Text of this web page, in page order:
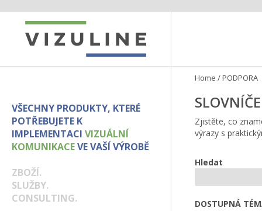
VŠECHNY PRODUKTY, KTERÉ
POTŘEBUJETE K
IMPLEMENTACI VIZUÁLNÍ
KOMUNIKACEVE VAŠÍ VÝROBĚ
ZBOŽÍ.
SLUŽBY.
CONSULTING.
Home /PODPORA
Zjistěte, co
výrazy s
Hledat
DOSTUPNÁ